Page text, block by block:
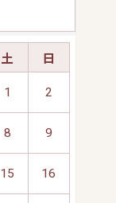
土 日
1 2
8 9
15 16